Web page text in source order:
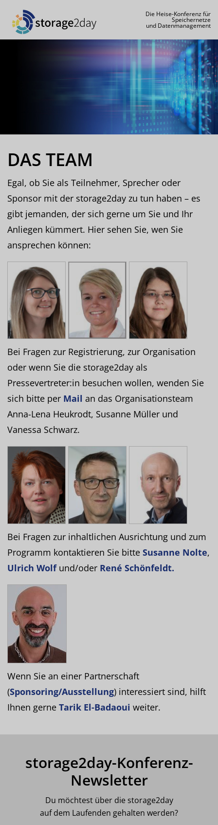
Die Heise-Konferenz für
Speichernetze
und Datenmanagement
DAS TEAM
Egal, ob Sie als Teilnehmer, Sprecher oder
Sponsor mit der storage2day zu tun haben – es
gibt jemanden, der sich gerne um Sie und Ihr
Anliegen kümmert. Hier sehen Sie, wen Sie
ansprechen können:
Bei Fragen zur Registrierung, zur Organisation
oder wenn Sie die storage2day als
Pressevertreter:in besuchen wollen, wenden Sie
sich bitte per Mail an das Organisationsteam
Anna-Lena Heukrodt, Susanne Müller und
Vanessa Schwarz.
Bei Fragen zur inhaltlichen Ausrichtung und zum
Programm kontaktieren Sie bitte Susanne Nolte,
Ulrich Wolfund/oder René Schönfeldt.
Wenn Sie an einer Partnerschaft
(Sponsoring/Ausstellung) interessiert sind, hilft
Ihnen gerne Tarik El-Badaoui weiter.
storage2day-Konferenz-
Newsletter
Du möchtest über die storage2day
auf dem Laufenden gehalten werden?